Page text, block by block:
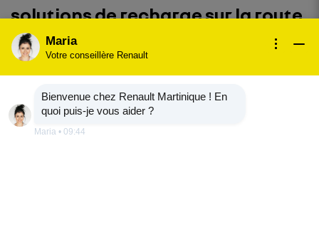
solutions de recharge sur la route
découvrez les solutions
Maria
Votre conseillère Renault
Bienvenue chez Renault Martinique ! En
quoi puis-je vous aider ?
Maria • 09:44